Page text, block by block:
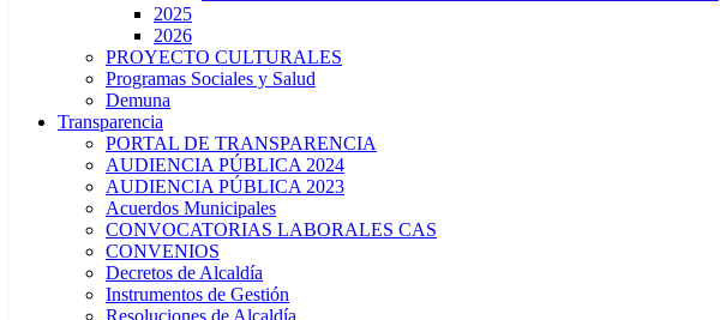
2025
2026
PROYECTO CULTURALES
Programas Sociales y Salud
Demuna
Transparencia
PORTAL DE TRANSPARENCIA
AUDIENCIA PÚBLICA 2024
AUDIENCIA PÚBLICA 2023
Acuerdos Municipales
CONVOCATORIAS LABORALES CAS
CONVENIOS
Decretos de Alcaldía
Instrumentos de Gestión
Resoluciones de Alcaldía